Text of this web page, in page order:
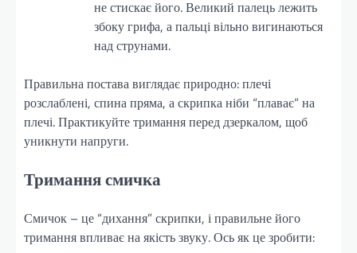
не стискає його. Великий палець лежить
збоку грифа, а пальці вільно вигинаються
над струнами.
Правильна постава виглядає природно: плечі
розслаблені, спина пряма, а скрипка ніби “плаває” на
плечі. Практикуйте тримання перед дзеркалом, щоб
уникнути напруги.
Тримання смичка
Смичок – це “дихання” скрипки, і правильне його
тримання впливає на якість звуку. Ось як це зробити: